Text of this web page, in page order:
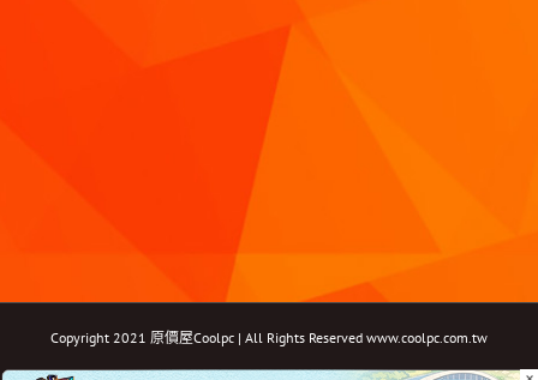
Copyright 2021 原價屋Coolpc | All Rights Reserved www.coolpc.com.tw